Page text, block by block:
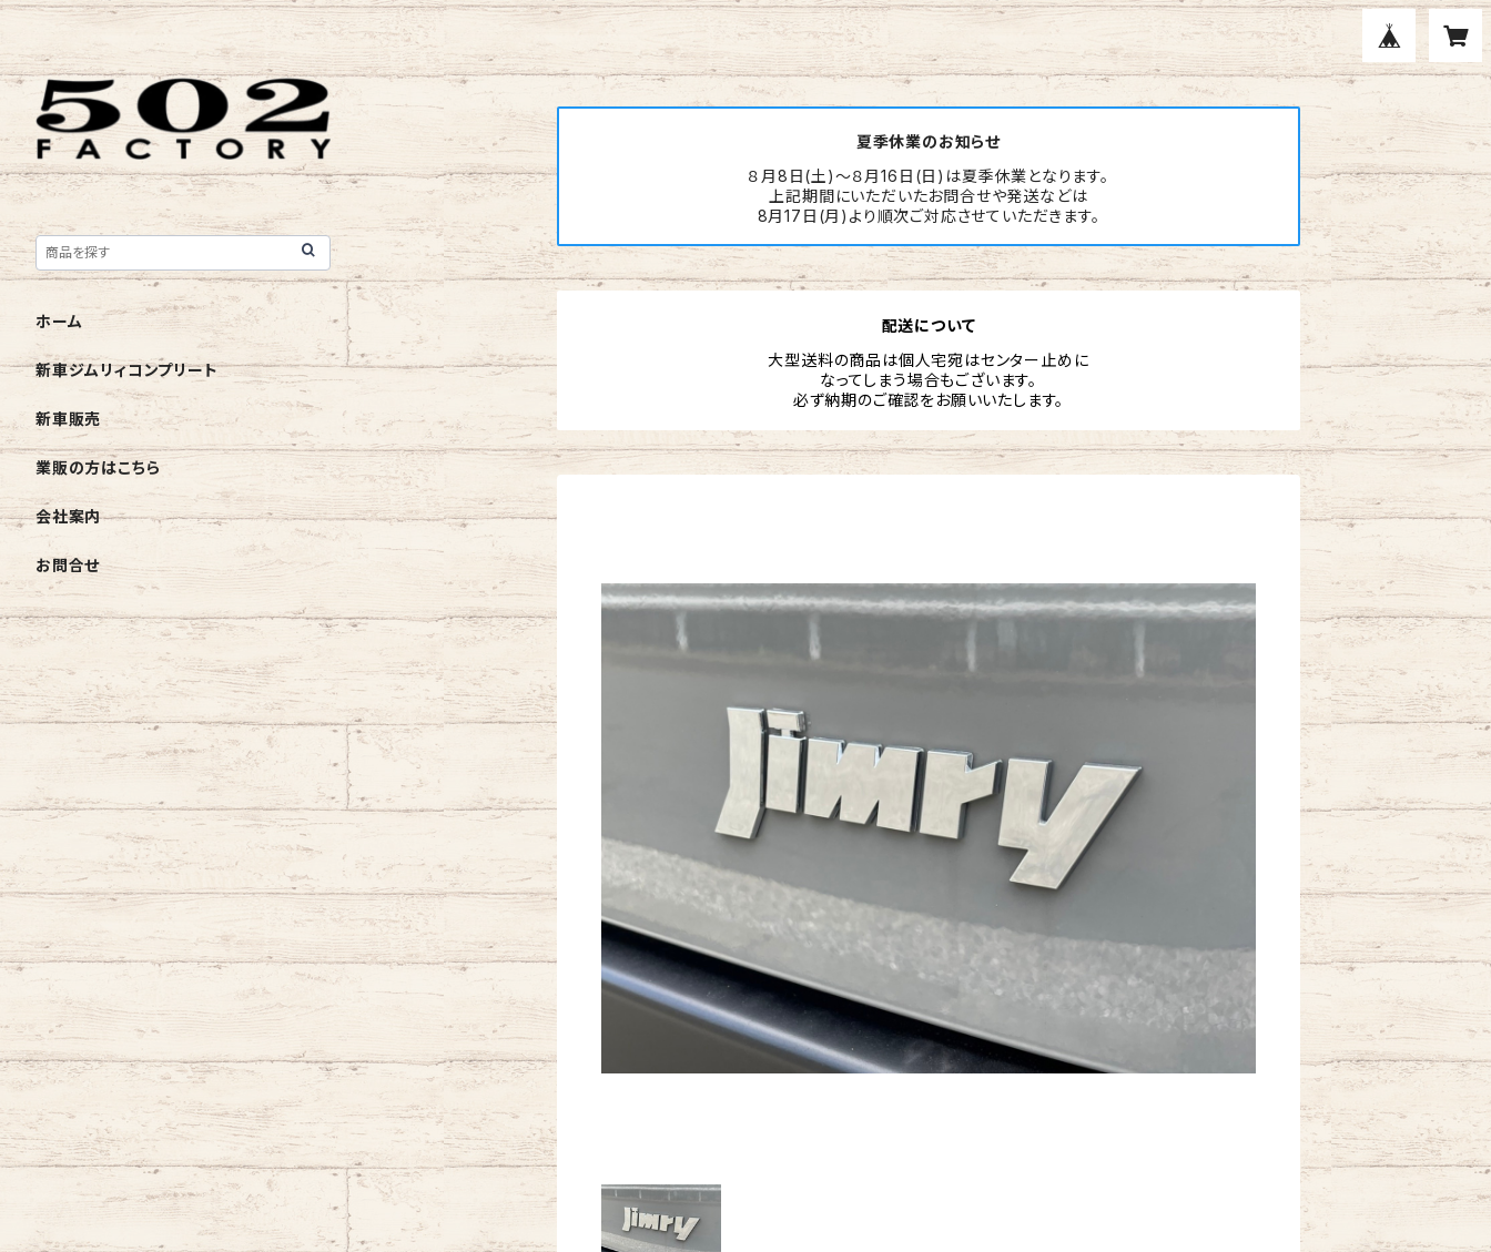
夏季休業のお知らせ
８月8日(土)～８月16日(日)は夏季休業となります。
上記期間にいただいたお問合せや発送などは
8月17日(月)より順次ご対応させていただきます。
配送について
大型送料の商品は個人宅宛はセンター止めに
なってしまう場合もございます。
必ず納期のご確認をお願いいたします。
ホーム
新車ジムリィコンプリート
新車販売
業販の方はこちら
会社案内
お問合せ